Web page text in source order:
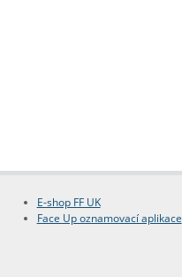
E-shop FF UK
Face Up oznamovací aplikace